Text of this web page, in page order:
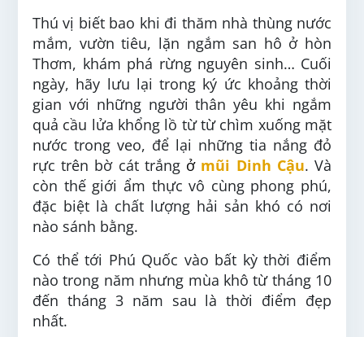
Thú vị biết bao khi đi thăm nhà thùng nước
mắm, vườn tiêu, lặn ngắm san hô ở hòn
Thơm, khám phá rừng nguyên sinh… Cuối
ngày, hãy lưu lại trong ký ức khoảng thời
gian với những người thân yêu khi ngắm
quả cầu lửa khổng lồ từ từ chìm xuống mặt
nước trong veo, để lại những tia nắng đỏ
rực trên bờ cát trắng ở mũi Dinh Cậu. Và
còn thế giới ẩm thực vô cùng phong phú,
đặc biệt là chất lượng hải sản khó có nơi
nào sánh bằng.
Có thể tới Phú Quốc vào bất kỳ thời điểm
nào trong năm nhưng mùa khô từ tháng 10
đến tháng 3 năm sau là thời điểm đẹp
nhất.